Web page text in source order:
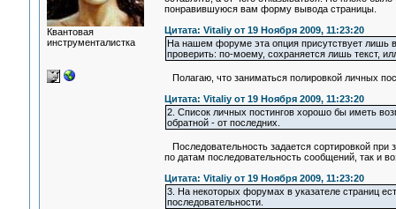
Квантовая
инструменталистка
понравившуюся вам форму вывода страницы.
Цитата: Vitaliy от 19 Ноября 2009, 11:23:20
На нашем форуме эта опция присутствует лишь
проверить: по-моему, сохраняется лишь текст,
Полагаю, что заниматься полировкой личных
Цитата: Vitaliy от 19 Ноября 2009, 11:23:20
2. Список личных постингов хорошо бы иметь
обратной - от последних.
Последовательность задается сортировкой
по датам последовательность сообщений, так и
Цитата: Vitaliy от 19 Ноября 2009, 11:23:20
3. На некоторых форумах в указателе страниц
последовательности.